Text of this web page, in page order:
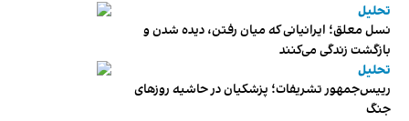
تحلیل
نسل معلق؛ ایرانیانی که میان رفتن، دیده شدن و
بازگشت زندگی می‌کنند
تحلیل
رییس‌جمهور تشریفات؛ پزشکیان در حاشیه روزهای
جنگ